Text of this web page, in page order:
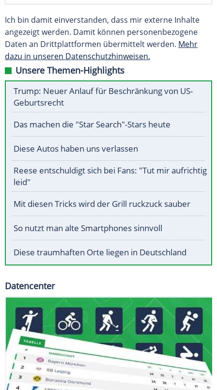
Ich bin damit einverstanden, dass mir externe Inhalte
angezeigt werden. Damit können personenbezogene
Daten an Drittplattformen übermittelt werden. Mehr
dazu in unseren Datenschutzhinweisen.
Unsere Themen-Highlights
Trump: Neuer Anlauf für Beschränkung von US-
Geburtsrecht
Das machen die "Star Search"-Stars heute
Diese Autos haben uns verlassen
Reese entschuldigt sich bei Fans: "Tut mir aufrichtig
leid"
Mit diesen Tricks wird der Grill ruckzuck sauber
So nutzt man alte Smartphones sinnvoll
Diese traumhaften Orte liegen in Deutschland
Datencenter